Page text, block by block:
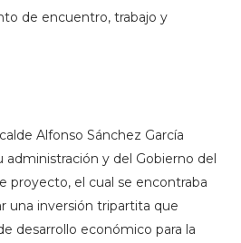
de encuentro, trabajo y
Alfonso Sánchez García
administración y del Gobierno del
proyecto, el cual se encontraba
una inversión tripartita que
desarrollo económico para la